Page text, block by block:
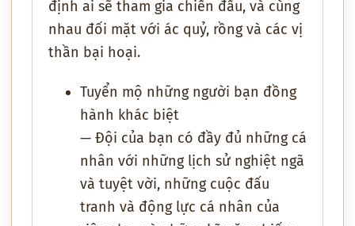
định ai sẽ tham gia chiến đấu, và cùng
nhau đối mặt với ác quỷ, rồng và các vị
thần bại hoại.
Tuyển mộ những người bạn đồng
hành khác biệt
— Đội của bạn có đầy đủ những cá
nhân với những lịch sử nghiệt ngã
và tuyệt vời, những cuộc đấu
tranh và động lực cá nhân của